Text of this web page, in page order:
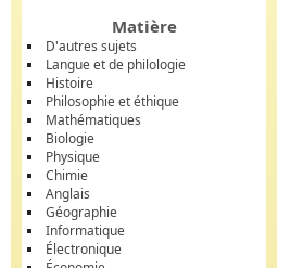
Matière
D'autres sujets
Langue et de philologie
Histoire
Philosophie et éthique
Mathématiques
Biologie
Physique
Chimie
Anglais
Géographie
Informatique
Électronique